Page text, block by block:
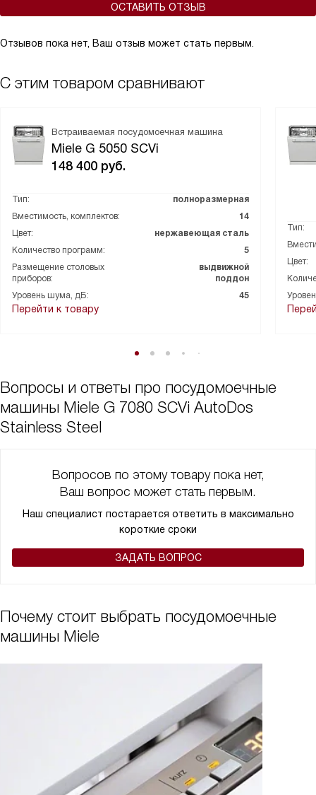
ОСТАВИТЬ ОТЗЫВ
Отзывов пока нет, Ваш отзыв может стать первым.
С этим товаром сравнивают
Встраиваемая посудомоечная машина
Miele G 5050 SCVi
148 400 руб.
Тип:
полноразмерная
Вместимость, комплектов:
14
Цвет:
нержавеющая сталь
Количество программ:
5
Размещение столовых
приборов:
выдвижной
поддон
Уровень шума, дБ:
45
Перейти к товару
Тип:
Цвет:
Вопросы и ответы про посудомоечные
машины Miele G 7080 SCVi AutoDos
Stainless Steel
Вопросов по этому товару пока нет,
Ваш вопрос может стать первым.
Наш специалист постарается ответить в максимально
короткие сроки
ЗАДАТЬ ВОПРОС
Почему стоит выбрать посудомоечные
машины Miele